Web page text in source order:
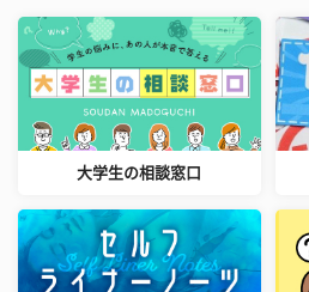
大学生の相談窓口